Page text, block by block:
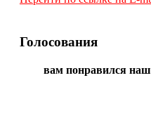
Голосования
вам понравился наш